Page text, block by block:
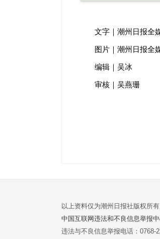
文字｜潮州日报全
图片｜潮州日报全
编辑｜吴冰
审核｜吴燕珊
以上资料仅为潮州日报社版权所
中国互联网违法和不良信息举报
违法与不良信息举报电话：0768-